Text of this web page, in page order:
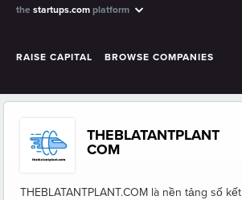
the startups.com platform
RAISE CAPITAL BROWSE COMPANIES
THEBLATANTPLANT
COM
THEBLATANTPLANT.COM là nền tảng số kết